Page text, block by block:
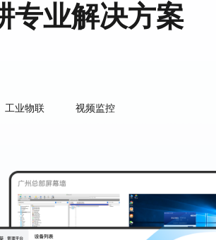
专业解决方案
工业物联 视频监控